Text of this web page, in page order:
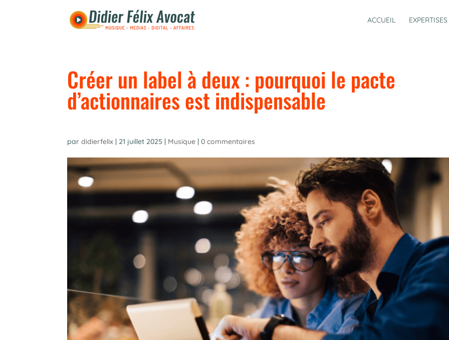
ACCUEIL EXPERTISES
Créer un label à deux : pourquoi le pacte
d’actionnaires est indispensable
pardidierfelix | 21 juillet 2025 | Musique |0 commentaires